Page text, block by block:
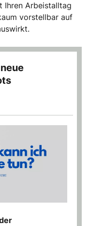
Ihren Arbeistalltag
vorstellbar auf